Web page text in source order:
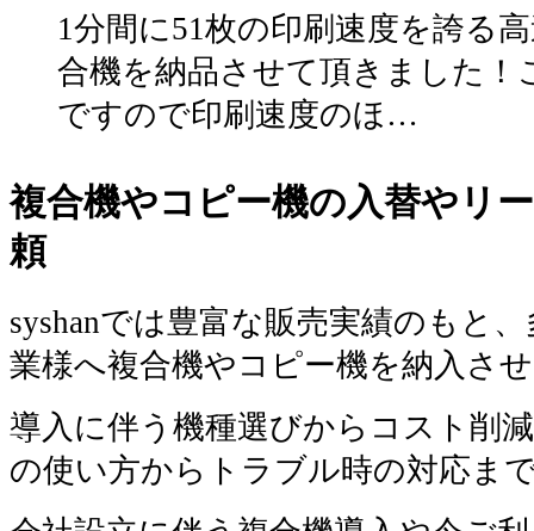
1分間に51枚の印刷速度を誇る
合機を納品させて頂きました！
ですので印刷速度のほ…
複合機やコピー機の入替やリ
頼
syshanでは豊富な販売実績のもと
業様へ複合機やコピー機を納入さ
導入に伴う機種選びからコスト削
の使い方からトラブル時の対応ま